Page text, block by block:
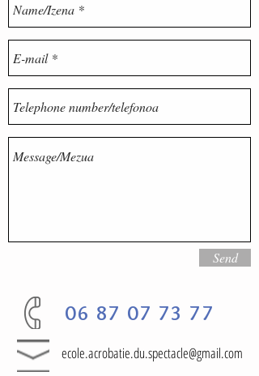
Send
06 87 07 73 77
ecole.acrobatie.du.spectacle@gmail.com